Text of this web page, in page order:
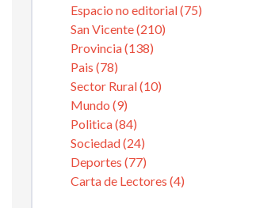
Espacio no editorial (75)
San Vicente (210)
Provincia (138)
Pais (78)
Sector Rural (10)
Mundo (9)
Politica (84)
Sociedad (24)
Deportes (77)
Carta de Lectores (4)